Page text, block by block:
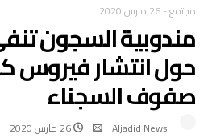
مجتمع-26 مارس 2020
مندوبية السجون
حول انتشار فيروس
صفوف السجناء
Aljadid News 26 مارس 2020